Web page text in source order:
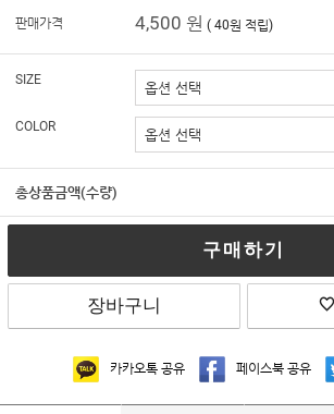
판매가격 4,500 원 ( 40원 적립)
SIZE
COLOR
총상품금액(수량)
구매하기
장바구니
카카오톡 공유 페이스북 공유